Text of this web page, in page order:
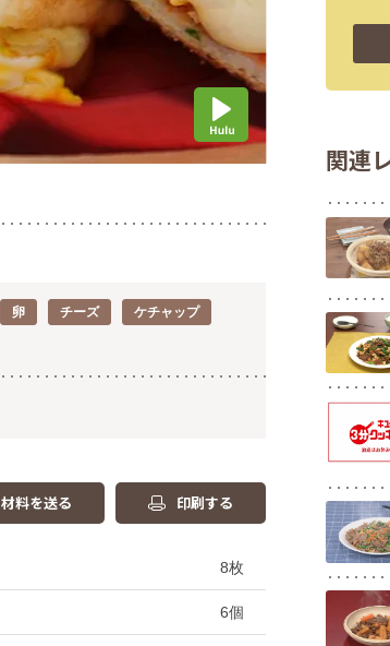
卵 チーズ ケチャップ
材料を送る 印刷する
8枚
6個
関連